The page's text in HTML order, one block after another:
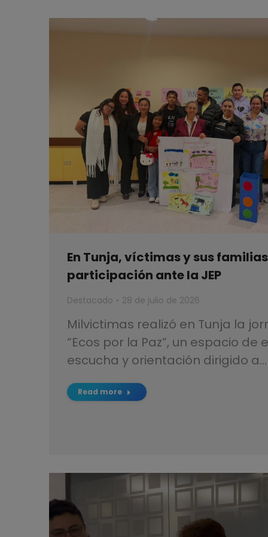
En Tunja, víctimas y sus
participación ante la JEP
Destacado 28 de julio de 2026
Milvictimas realizó en Tunja la
“Ecos por la Paz”, un espacio de
escucha y orientación dirigido a…
Read more